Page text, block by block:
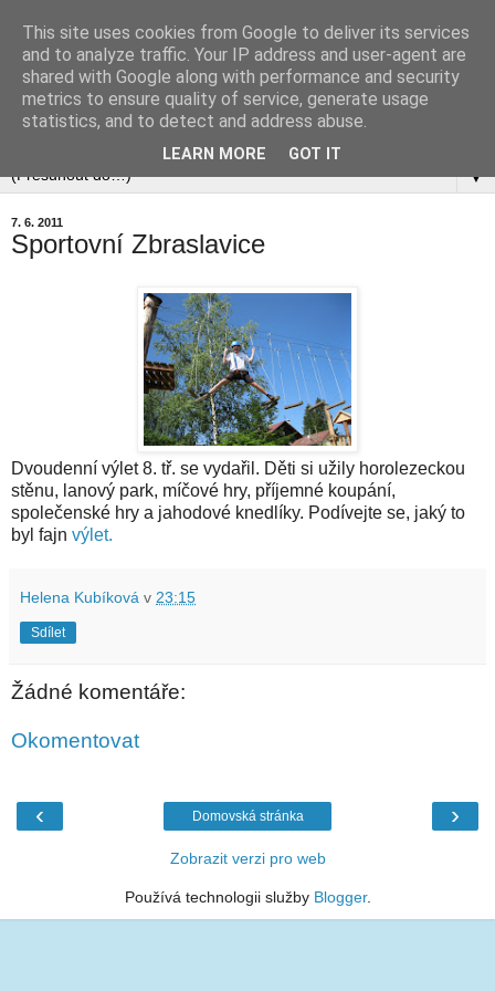
▼
7. 6. 2011
Sportovní Zbraslavice
Dvoudenní výlet 8. tř. se vydařil. Děti si užily horolezeckou
stěnu, lanový park, míčové hry, příjemné koupání,
společenské hry a jahodové knedlíky. Podívejte se, jaký to
byl fajn výlet.
Helena Kubíková v 23:15
Sdílet
Žádné komentáře:
Okomentovat
‹ ›
Domovská stránka
Zobrazit verzi pro web
Používá technologii služby Blogger.
This site uses cookies from Google to deliver its services
and to analyze traffic. Your IP address and user-agent are
shared with Google along with performance and security
metrics to ensure quality of service, generate usage
statistics, and to detect and address abuse.
LEARN MORE GOT IT